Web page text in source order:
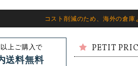
コスト削減のため、海外の倉
上ご購入で
送料無料
PETIT